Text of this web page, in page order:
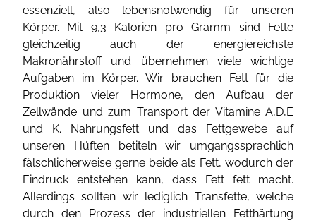
essenziell, also lebensnotwendig für unseren
Körper. Mit 9,3 Kalorien pro Gramm sind Fette
gleichzeitig auch der energiereichste
Makronährstoff und übernehmen viele wichtige
Aufgaben im Körper. Wir brauchen Fett für die
Produktion vieler Hormone, den Aufbau der
Zellwände und zum Transport der Vitamine A,D,E
und K. Nahrungsfett und das Fettgewebe auf
unseren Hüften betiteln wir umgangssprachlich
fälschlicherweise gerne beide als Fett, wodurch der
Eindruck entstehen kann, dass Fett fett macht.
Allerdings sollten wir lediglich Transfette, welche
durch den Prozess der industriellen Fetthärtung